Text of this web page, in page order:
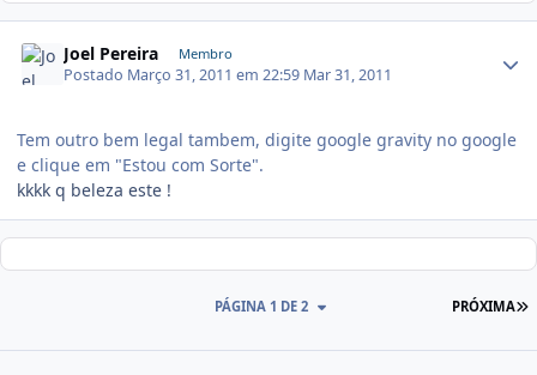
Joel Pereira Membro
Postado Março 31, 2011 em 22:59 Mar 31, 2011
Tem outro bem legal tambem, digite google gravity no google
e clique em "Estou com Sorte".
kkkk q beleza este !
PRÓXIMA
PÁGINA 1 DE 2